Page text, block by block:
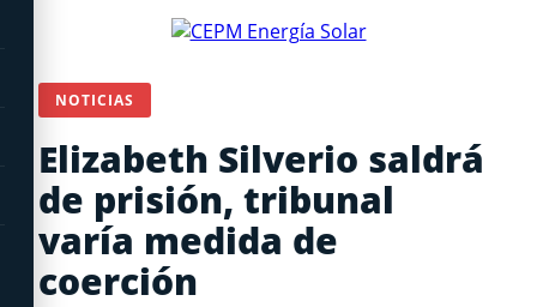
NOTICIAS
Elizabeth Silverio saldrá
de prisión, tribunal
varía medida de
coerción